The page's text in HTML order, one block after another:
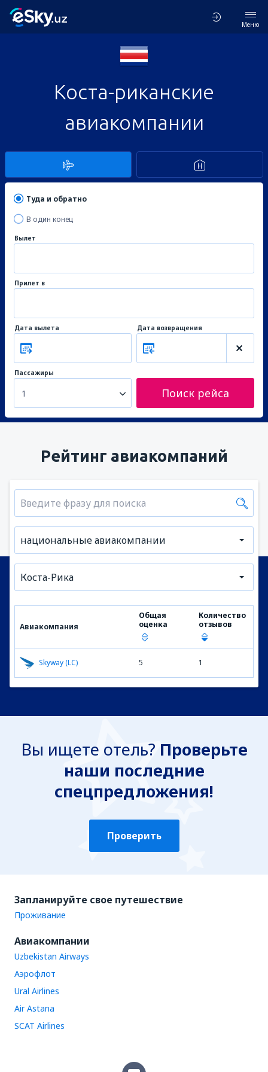
Меню
Коста-риканские
авиакомпании
Туда и обратно
В один конец
Вылет
Прилет в
Дата вылета Дата возвращения
Пассажиры
1 Поиск рейса
Рейтинг авиакомпаний
национальные авиакомпании
Коста-Рика
Авиакомпания
Общая
оценка
Количество
отзывов
Skyway (LC) 5 1
Вы ищете отель? Проверьте
наши последние
спецпредложения!
Проверить
Запланируйте свое путешествие
Проживание
Авиакомпании
Uzbekistan Airways
Аэрофлот
Ural Airlines
Air Astana
SCAT Airlines